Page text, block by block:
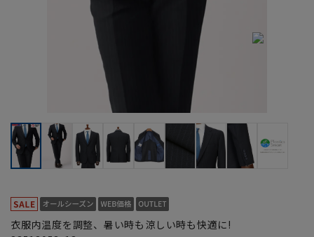
衣服内温度を調整、暑い時も涼しい時も快適に!